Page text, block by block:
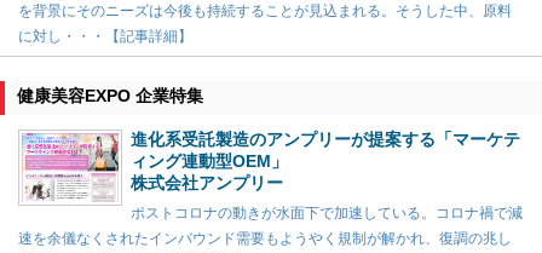
を背景にそのニーズは今後も持続することが見込まれる。そうした中、原料
に対し・・・【記事詳細】
健康美容EXPO 企業特集
進化系受託製造のアンプリーが提案する「マーケテ
ィング連動型OEM」
株式会社アンプリー
ポストコロナの動きが水面下で加速している。コロナ禍で減
速を余儀なくされたインバウンド需要もようやく規制が解かれ、復調の兆し